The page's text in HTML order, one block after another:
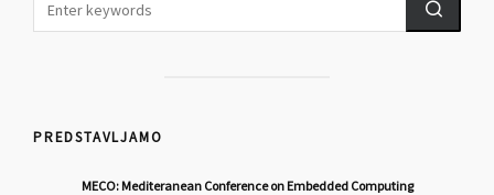
PREDSTAVLJAMO
MECO: Mediteranean Conference on Embedded Computing